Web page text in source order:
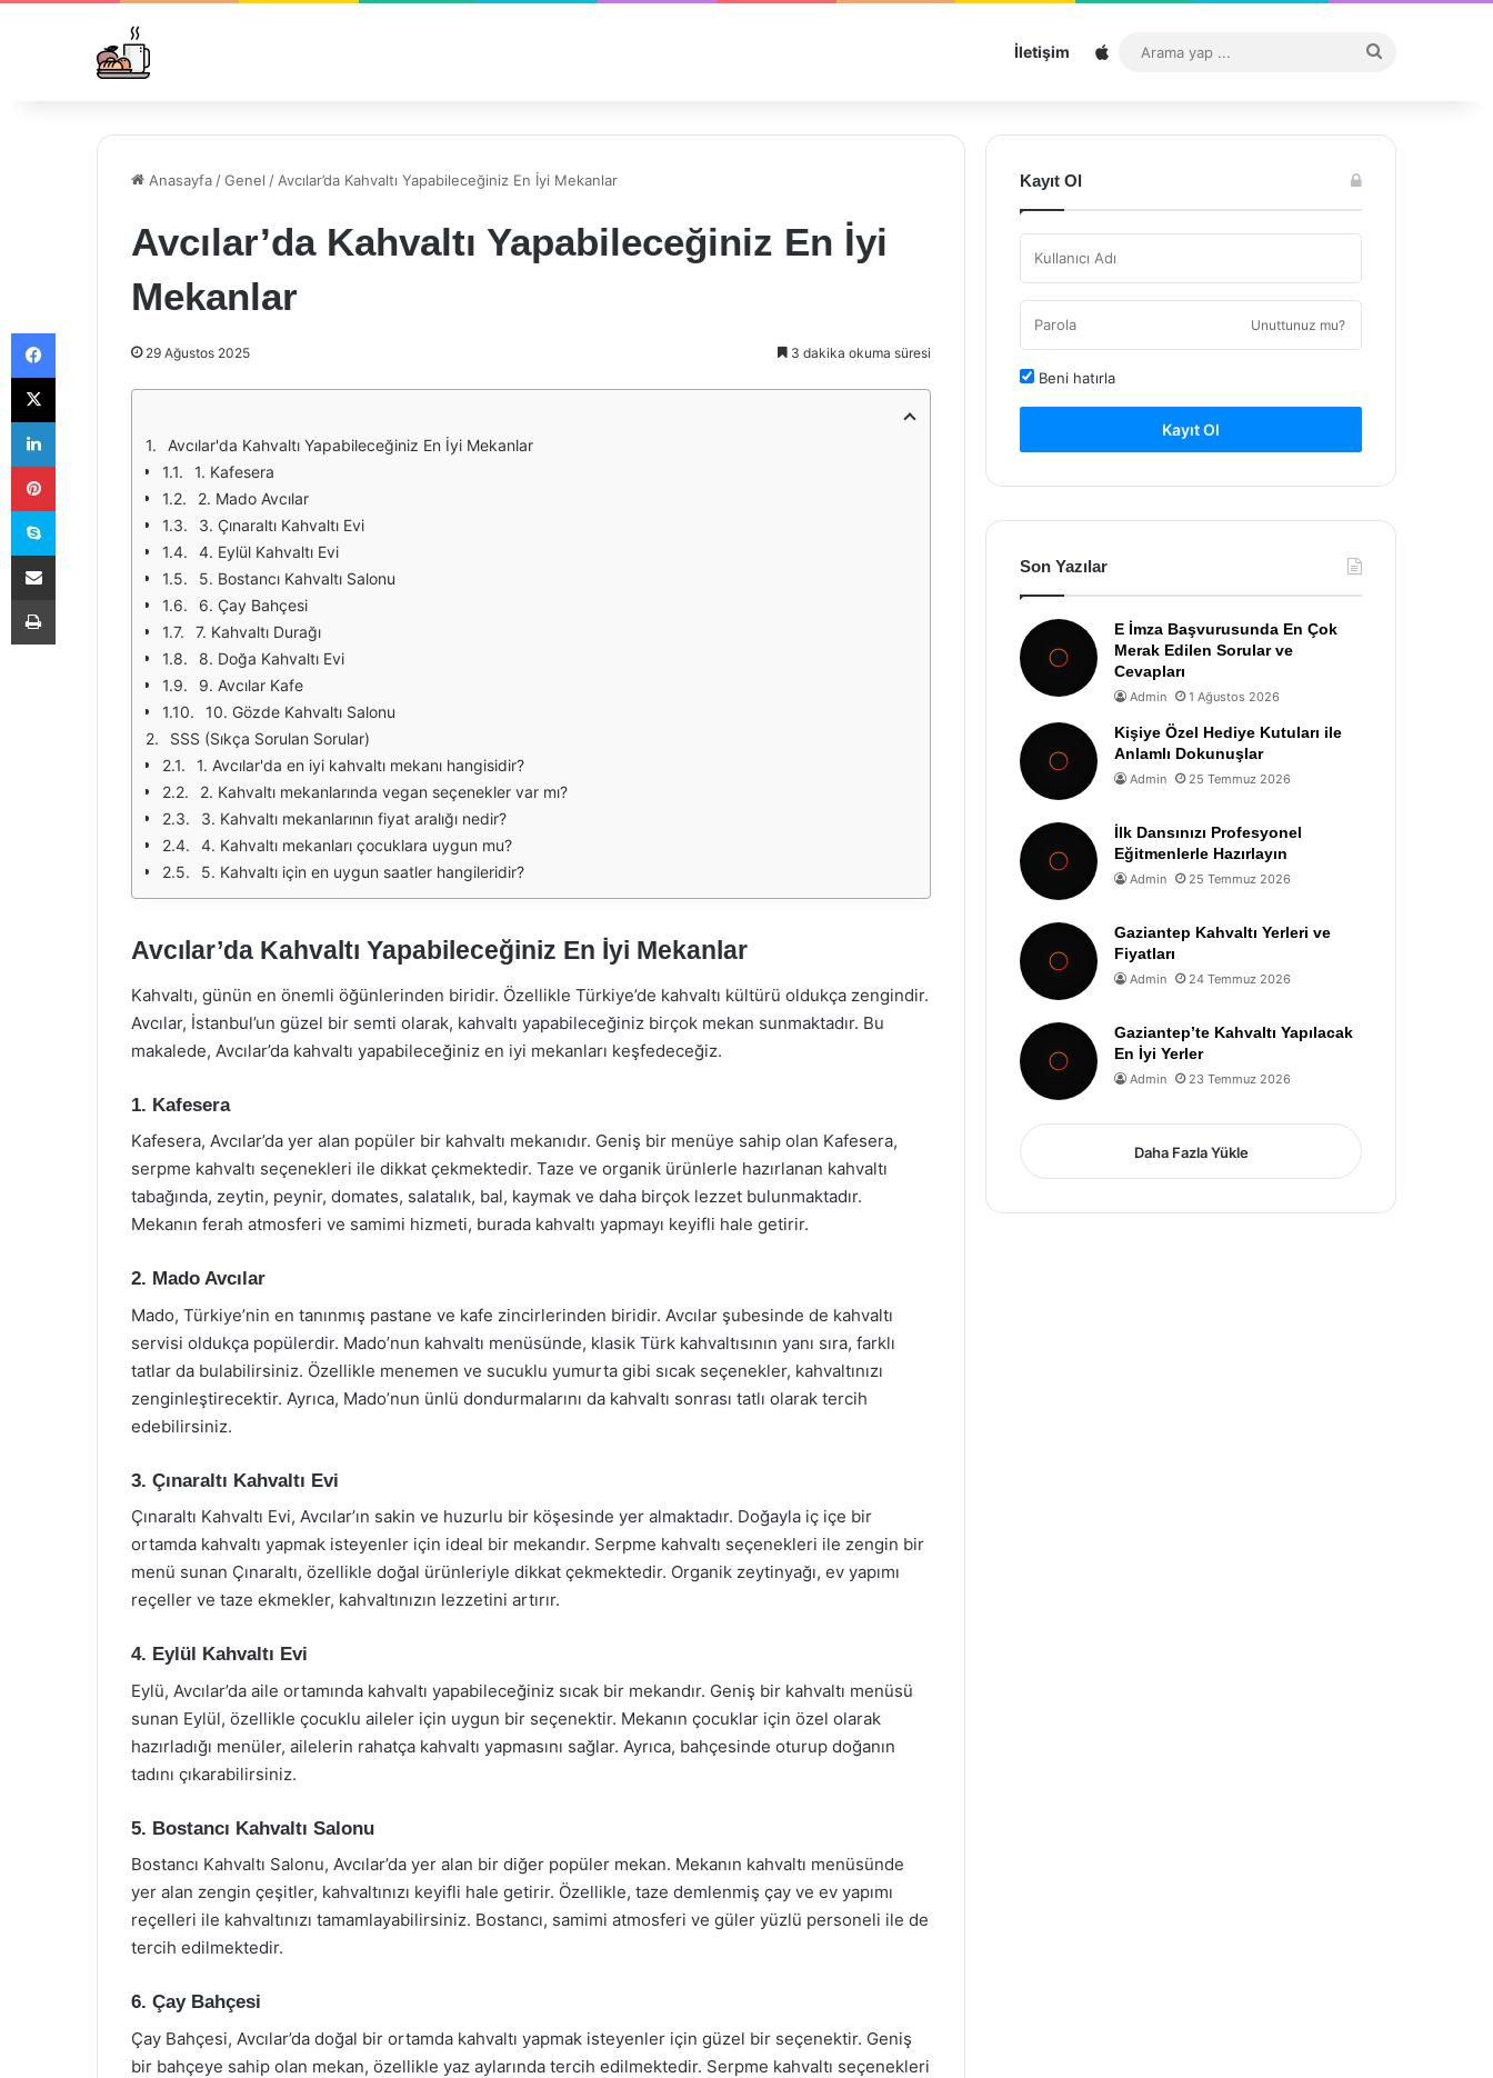
İletişim Sitemap
...
Anasayfa /Genel / Avcılar’da Kahvaltı Yapabileceğiniz En İyi Mekanlar
Avcılar’da Kahvaltı Yapabileceğiniz En İyi
Mekanlar
29 Ağustos 2025 3 dakika okuma süresi
Avcılar'da Kahvaltı Yapabileceğiniz En İyi Mekanlar
1. Kafesera
2. Mado Avcılar
3. Çınaraltı Kahvaltı Evi
4. Eylül Kahvaltı Evi
5. Bostancı Kahvaltı Salonu
6. Çay Bahçesi
7. Kahvaltı Durağı
8. Doğa Kahvaltı Evi
9. Avcılar Kafe
10. Gözde Kahvaltı Salonu
SSS (Sıkça Sorulan Sorular)
1. Avcılar'da en iyi kahvaltı mekanı hangisidir?
2. Kahvaltı mekanlarında vegan seçenekler var mı?
3. Kahvaltı mekanlarının fiyat aralığı nedir?
4. Kahvaltı mekanları çocuklara uygun mu?
5. Kahvaltı için en uygun saatler hangileridir?
Avcılar’da Kahvaltı Yapabileceğiniz En İyi Mekanlar
Kahvaltı, günün en önemli öğünlerinden biridir. Özellikle Türkiye’de kahvaltı kültürü oldukça zengindir.
Avcılar, İstanbul’un güzel bir semti olarak, kahvaltı yapabileceğiniz birçok mekan sunmaktadır. Bu
makalede, Avcılar’da kahvaltı yapabileceğiniz en iyi mekanları keşfedeceğiz.
1. Kafesera
Kafesera, Avcılar’da yer alan popüler bir kahvaltı mekanıdır. Geniş bir menüye sahip olan Kafesera,
serpme kahvaltı seçenekleri ile dikkat çekmektedir. Taze ve organik ürünlerle hazırlanan kahvaltı
tabağında, zeytin, peynir, domates, salatalık, bal, kaymak ve daha birçok lezzet bulunmaktadır.
Mekanın ferah atmosferi ve samimi hizmeti, burada kahvaltı yapmayı keyifli hale getirir.
2. Mado Avcılar
Mado, Türkiye’nin en tanınmış pastane ve kafe zincirlerinden biridir. Avcılar şubesinde de kahvaltı
servisi oldukça popülerdir. Mado’nun kahvaltı menüsünde, klasik Türk kahvaltısının yanı sıra, farklı
tatlar da bulabilirsiniz. Özellikle menemen ve sucuklu yumurta gibi sıcak seçenekler, kahvaltınızı
zenginleştirecektir. Ayrıca, Mado’nun ünlü dondurmalarını da kahvaltı sonrası tatlı olarak tercih
edebilirsiniz.
3. Çınaraltı Kahvaltı Evi
Çınaraltı Kahvaltı Evi, Avcılar’ın sakin ve huzurlu bir köşesinde yer almaktadır. Doğayla iç içe bir
ortamda kahvaltı yapmak isteyenler için ideal bir mekandır. Serpme kahvaltı seçenekleri ile zengin bir
menü sunan Çınaraltı, özellikle doğal ürünleriyle dikkat çekmektedir. Organik zeytinyağı, ev yapımı
reçeller ve taze ekmekler, kahvaltınızın lezzetini artırır.
4. Eylül Kahvaltı Evi
Eylü, Avcılar’da aile ortamında kahvaltı yapabileceğiniz sıcak bir mekandır. Geniş bir kahvaltı menüsü
sunan Eylül, özellikle çocuklu aileler için uygun bir seçenektir. Mekanın çocuklar için özel olarak
hazırladığı menüler, ailelerin rahatça kahvaltı yapmasını sağlar. Ayrıca, bahçesinde oturup doğanın
tadını çıkarabilirsiniz.
5. Bostancı Kahvaltı Salonu
Bostancı Kahvaltı Salonu, Avcılar’da yer alan bir diğer popüler mekan. Mekanın kahvaltı menüsünde
yer alan zengin çeşitler, kahvaltınızı keyifli hale getirir. Özellikle, taze demlenmiş çay ve ev yapımı
reçelleri ile kahvaltınızı tamamlayabilirsiniz. Bostancı, samimi atmosferi ve güler yüzlü personeli ile de
tercih edilmektedir.
6. Çay Bahçesi
Çay Bahçesi, Avcılar’da doğal bir ortamda kahvaltı yapmak isteyenler için güzel bir seçenektir. Geniş
bir bahçeye sahip olan mekan, özellikle yaz aylarında tercih edilmektedir. Serpme kahvaltı seçenekleri
Kayıt Ol
Unuttunuz mu?
Beni hatırla
Kayıt Ol
Son Yazılar
E İmza Başvurusunda En Çok
Merak Edilen Sorular ve
Cevapları
Admin 1 Ağustos 2026
Kişiye Özel Hediye Kutuları ile
Anlamlı Dokunuşlar
Admin 25 Temmuz 2026
İlk Dansınızı Profesyonel
Eğitmenlerle Hazırlayın
Admin 25 Temmuz 2026
Gaziantep Kahvaltı Yerleri ve
Fiyatları
Admin 24 Temmuz 2026
Gaziantep’te Kahvaltı Yapılacak
En İyi Yerler
Admin 23 Temmuz 2026
Daha Fazla Yükle
Facebook
X
LinkedIn
Pinterest
Skype
E-Posta ile paylaş